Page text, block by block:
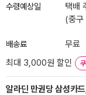
수령예상일
택배
(중
배송료
무료
최대 3,000원 할인
알라딘 만권당 삼성카